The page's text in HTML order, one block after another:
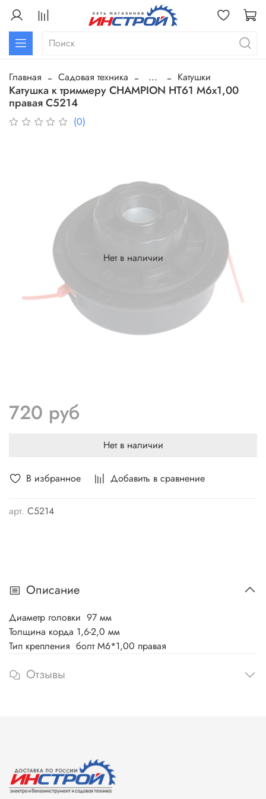
Главная Садовая техника ... Катушки
Катушка к триммеру CHAMPION HT61 М6х1,00
правая C5214
(0)
В избранное Добавить в сравнение
арт. C5214
Нет в наличии
720 руб
Нет в наличии
Описание
Диаметр головки 97 мм
Толщина корда 1,6-2,0 мм
Тип крепления болт М6*1,00 правая
Отзывы